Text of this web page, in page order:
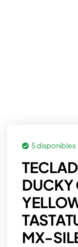
5 disponibles
DUCKY
MX-